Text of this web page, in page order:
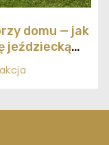
domu — jak
jeździecką